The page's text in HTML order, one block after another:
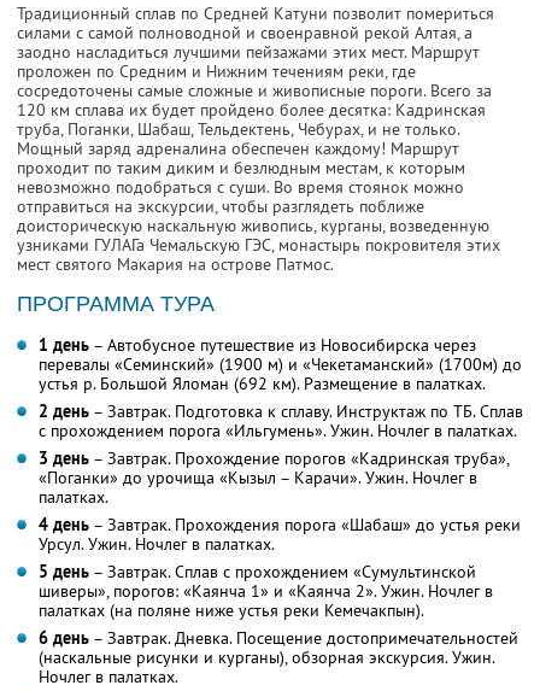
Традиционный сплав по Средней Катуни позволит помериться
силами с самой полноводной и своенравной рекой Алтая, а
заодно насладиться лучшими пейзажами этих мест. Маршрут
проложен по Средним и Нижним течениям реки, где
сосредоточены самые сложные и живописные пороги. Всего за
120 км сплава их будет пройдено более десятка: Кадринская
труба, Поганки, Шабаш, Тельдектень, Чебурах, и не только.
Мощный заряд адреналина обеспечен каждому! Маршрут
проходит по таким диким и безлюдным местам, к которым
невозможно подобраться с суши. Во время стоянок можно
отправиться на экскурсии, чтобы разглядеть поближе
доисторическую наскальную живопись, курганы, возведенную
узниками ГУЛАГа Чемальскую ГЭС, монастырь покровителя этих
мест святого Макария на острове Патмос.
ПРОГРАММА ТУРА
1 день – Автобусное путешествие из Новосибирска через
перевалы «Семинский» (1900 м) и «Чекетаманский» (1700м) до
устья р. Большой Яломан (692 км). Размещение в палатках.
2 день – Завтрак. Подготовка к сплаву. Инструктаж по ТБ. Сплав
с прохождением порога «Ильгумень». Ужин. Ночлег в палатках.
3 день – Завтрак. Прохождение порогов «Кадринская труба»,
«Поганки» до урочища «Кызыл – Карачи». Ужин. Ночлег в
палатках.
4 день – Завтрак. Прохождения порога «Шабаш» до устья реки
Урсул. Ужин. Ночлег в палатках.
5 день – Завтрак. Сплав с прохождением «Сумультинской
шиверы», порогов: «Каянча 1» и «Каянча 2». Ужин. Ночлег в
палатках (на поляне ниже устья реки Кемечакпын).
6 день – Завтрак. Дневка. Посещение достопримечательностей
(наскальные рисунки и курганы), обзорная экскурсия. Ужин.
Ночлег в палатках.